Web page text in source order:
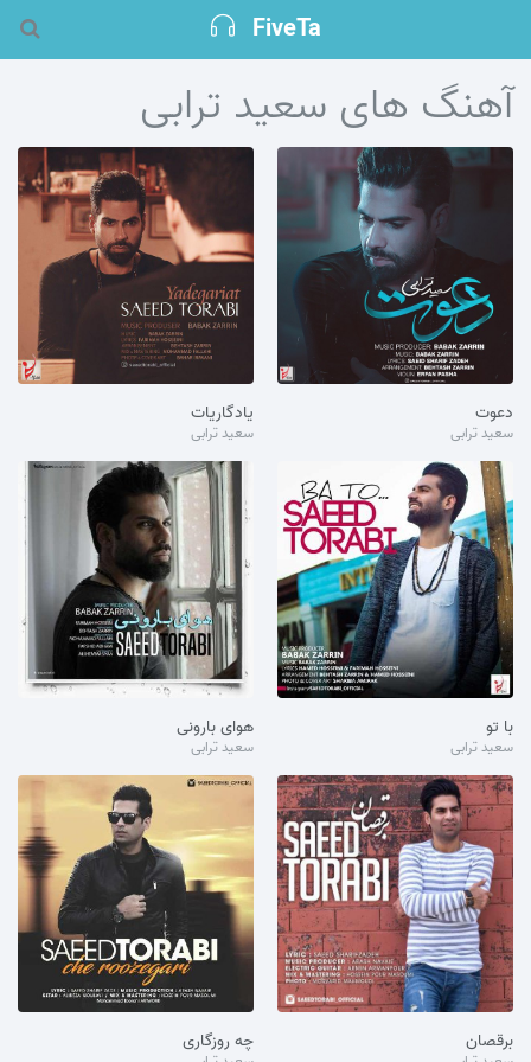
FiveTa
آهنگ های سعید ترابی
دعوت
سعید ترابی
یادگاریات
سعید ترابی
با تو
سعید ترابی
هوای بارونی
سعید ترابی
برقصان چه روزگاری